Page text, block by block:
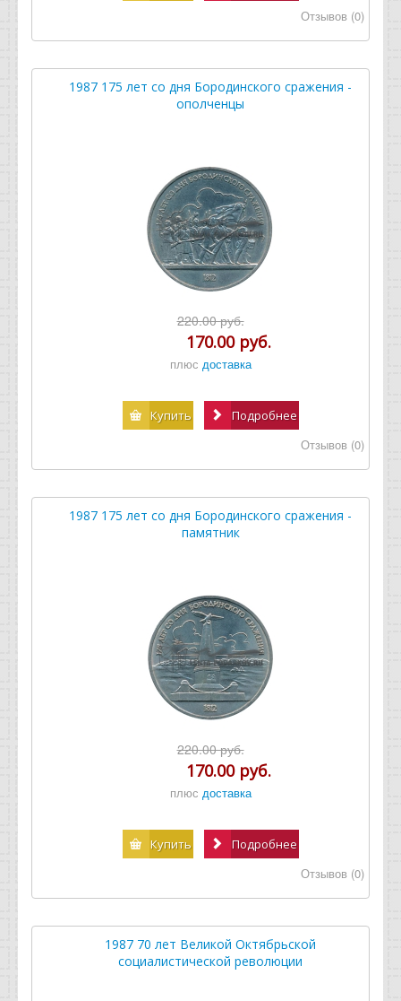
Отзывов (0)
1987 175 лет со дня Бородинского сражения -
ополченцы
220.00 руб.
170.00 руб.
плюс доставка
Купить Подробнее
Отзывов (0)
1987 175 лет со дня Бородинского сражения -
памятник
220.00 руб.
170.00 руб.
плюс доставка
Купить Подробнее
Отзывов (0)
1987 70 лет Великой Октябрьской
социалистической революции